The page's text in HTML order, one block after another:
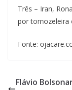
Três – Iran,
por tornozeleira
Fonte:
Flávio